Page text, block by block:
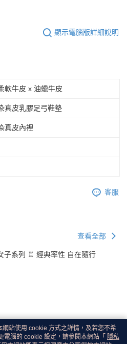
顯示電腦版詳細說明
軟牛皮 x 油蠟牛皮
真皮乳膠足弓鞋墊
真皮內裡
客服
查看全部
子系列 ♖ 經典率性 自在隨行
站使用 cookie 方式之詳情，及若您不希
電腦的 cookie 設定，請參閱本網站「 隱私